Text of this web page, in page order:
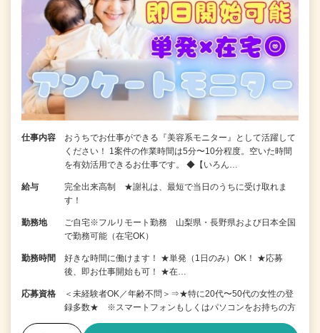
仕事内容
おうちでお仕事ができる『美容系モニター』として活躍して
ください！ 1案件の作業時間は5分〜10分程度。空いた時間
を有効活用できるお仕事です。 ◆【いろん…
給与
完全出来高制 ★謝礼は、最短で当日のうちに受け取れま
す！
勤務地
ご自宅※フルリモート勤務 山梨県・長野県および日本全国
で勤務可能（在宅OK）
勤務時間
好きな時間に働けます！ ★単発（1日のみ）OK！ ★応募
後、即お仕事開始も可！ ★在…
応募資格
＜未経験者OK／年齢不問＞⇒★特に20代〜50代の女性の登
録多数★ ※スマートフォンもしくはパソコンをお持ちの方